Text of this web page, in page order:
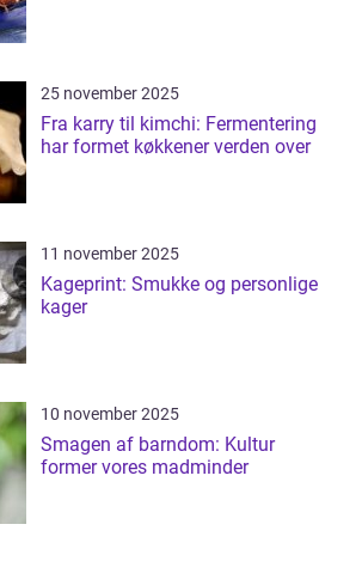
25 november 2025
Fra karry til kimchi: Fermentering
har formet køkkener verden over
11 november 2025
Kageprint: Smukke og personlige
kager
10 november 2025
Smagen af barndom: Kultur
former vores madminder